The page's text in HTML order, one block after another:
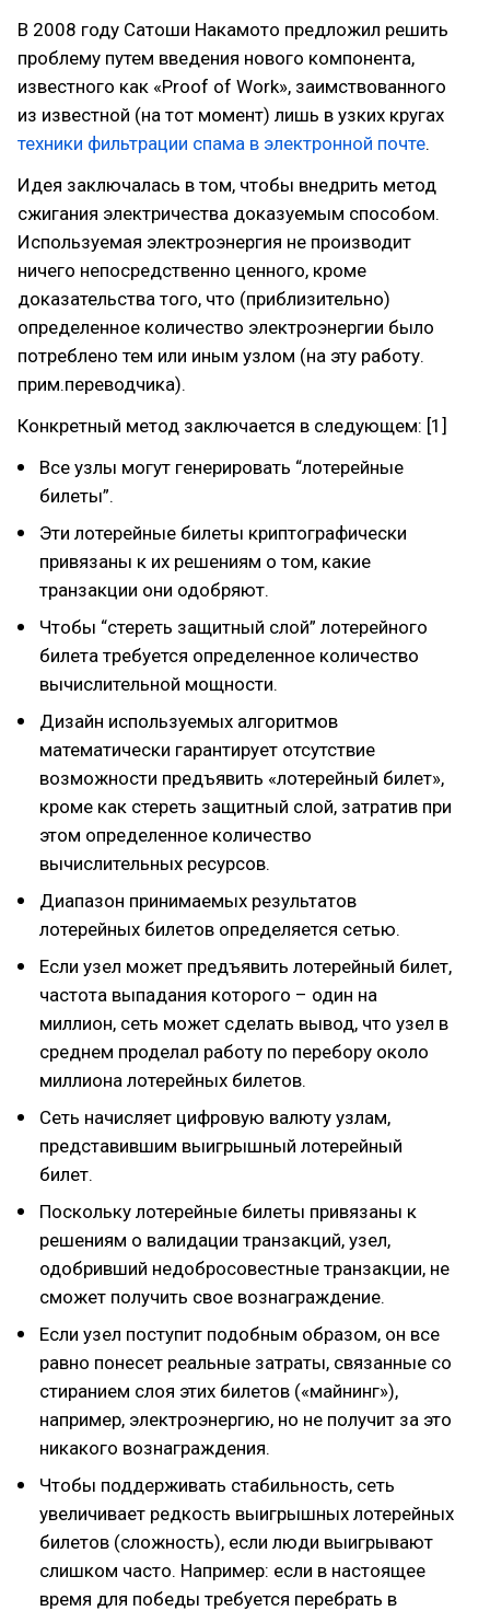
В 2008 году Сатоши Накамото предложил решить
проблему путем введения нового компонента,
известного как «Proof of Work», заимствованного
из известной (на тот момент) лишь в узких кругах
техники фильтрации спама в электронной почте.
Идея заключалась в том, чтобы внедрить метод
сжигания электричества доказуемым способом.
Используемая электроэнергия не производит
ничего непосредственно ценного, кроме
доказательства того, что (приблизительно)
определенное количество электроэнергии было
потреблено тем или иным узлом (на эту работу.
прим.переводчика).
Конкретный метод заключается в следующем: [1]
Все узлы могут генерировать “лотерейные
билеты”.
Эти лотерейные билеты криптографически
привязаны к их решениям о том, какие
транзакции они одобряют.
Чтобы “стереть защитный слой” лотерейного
билета требуется определенное количество
вычислительной мощности.
Дизайн используемых алгоритмов
математически гарантирует отсутствие
возможности предъявить «лотерейный билет»,
кроме как стереть защитный слой, затратив при
этом определенное количество
вычислительных ресурсов.
Диапазон принимаемых результатов
лотерейных билетов определяется сетью.
Если узел может предъявить лотерейный билет,
частота выпадания которого – один на
миллион, сеть может сделать вывод, что узел в
среднем проделал работу по перебору около
миллиона лотерейных билетов.
Сеть начисляет цифровую валюту узлам,
представившим выигрышный лотерейный
билет.
Поскольку лотерейные билеты привязаны к
решениям о валидации транзакций, узел,
одобривший недобросовестные транзакции, не
сможет получить свое вознаграждение.
Если узел поступит подобным образом, он все
равно понесет реальные затраты, связанные со
стиранием слоя этих билетов («майнинг»),
например, электроэнергию, но не получит за это
никакого вознаграждения.
Чтобы поддерживать стабильность, сеть
увеличивает редкость выигрышных лотерейных
билетов (сложность), если люди выигрывают
слишком часто. Например: если в настоящее
время для победы требуется перебрать в